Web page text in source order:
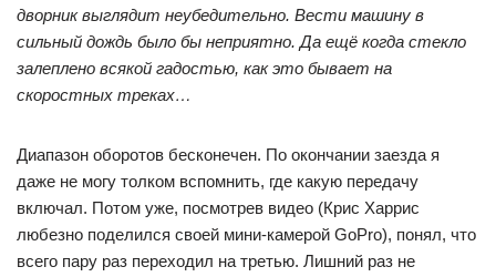
дворник выглядит неубедительно. Вести машину в
сильный дождь было бы неприятно. Да ещё когда стекло
залеплено всякой гадостью, как это бывает на
скоростных треках…
Диапазон оборотов бесконечен. По окончании заезда я
даже не могу толком вспомнить, где какую передачу
включал. Потом уже, посмотрев видео (Крис Харрис
любезно поделился своей мини-камерой GoPro), понял, что
всего пару раз переходил на третью. Лишний раз не